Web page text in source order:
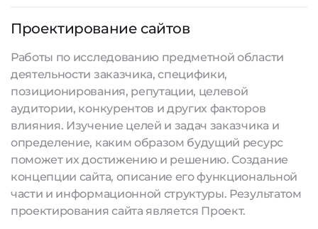
Проектирование сайтов
Работы по исследованию предметной области
деятельности заказчика, специфики,
позиционирования, репутации, целевой
аудитории, конкурентов и других факторов
влияния. Изучение целей и задач заказчика и
определение, каким образом будущий ресурс
поможет их достижению и решению. Создание
концепции сайта, описание его функциональной
части и информационной структуры. Результатом
проектирования сайта является Проект.